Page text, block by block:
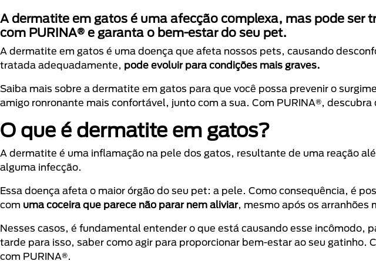
A dermatite em gatos é uma afecção complexa, mas pode ser
com PURINA® e garanta o bem-estar do seu pet.
A dermatite em gatos é uma doença que afeta nossos pets, causando
tratada adequadamente, pode evoluir para condições mais graves.
Saiba mais sobre a dermatite em gatos para que você possa prevenir o
amigo ronronante mais confortável, junto com a sua. Com PURINA®,
O que é dermatite em gatos?
A dermatite é uma inflamação na pele dos gatos, resultante de uma reação
alguma infecção.
Essa doença afeta o maior órgão do seu pet: a pele. Como consequência, é
com uma coceira que parece não parar nem aliviar, mesmo após os arranhões
Nesses casos, é fundamental entender o que está causando esse incômodo,
tarde para isso, saber como agir para proporcionar bem-estar ao seu gatinho.
com PURINA®.